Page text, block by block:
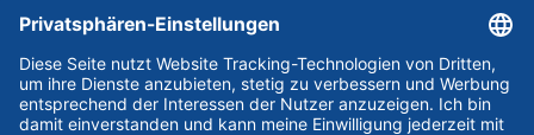
Lieferzeit 7-10 Werktage
In den Warenkorb